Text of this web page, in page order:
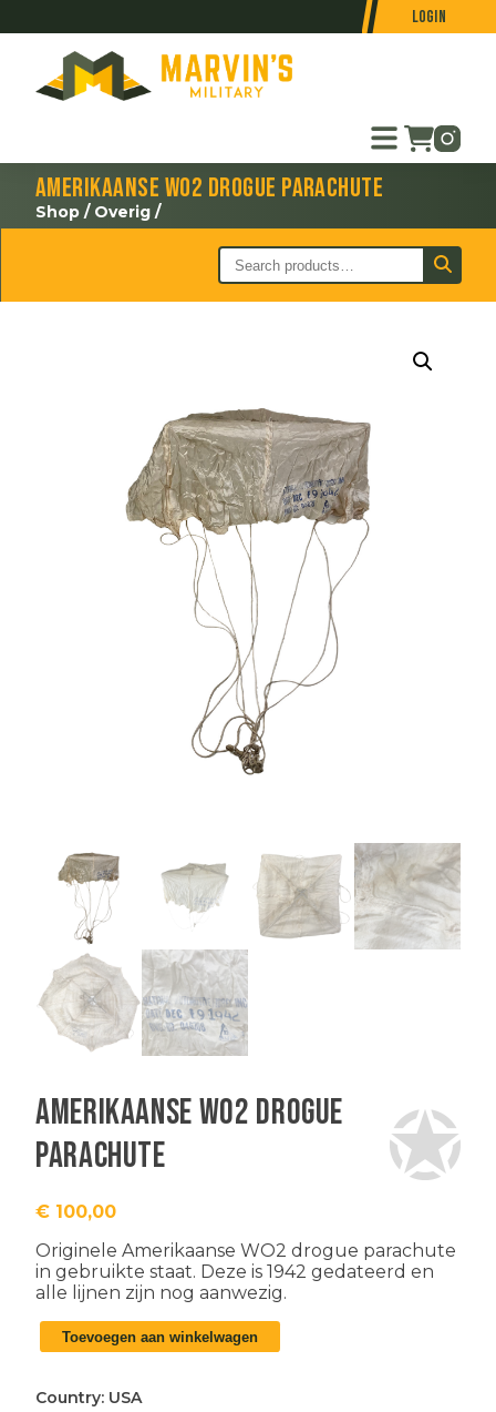
Login
Amerikaanse WO2 drogue parachute
Shop / Overig /
Amerikaanse WO2 drogue
parachute
€ 100,00
Originele Amerikaanse WO2 drogue parachute
in gebruikte staat. Deze is 1942 gedateerd en
alle lijnen zijn nog aanwezig.
Amerikaanse
WO2
parachute
Toevoegen aan winkelwagen
Country: USA